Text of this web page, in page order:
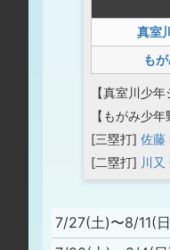
真室
も
【真室川少年
【もがみ少年
[三塁打] 佐藤
[二塁打] 川又
7/27(土)〜8/11(